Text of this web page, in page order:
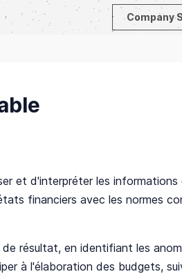
Company
et d'interpréter les
financiers avec les normes
résultat, en identifiant les
à l'élaboration des budgets,